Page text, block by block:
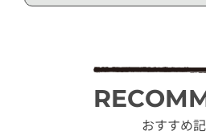
おすすめ